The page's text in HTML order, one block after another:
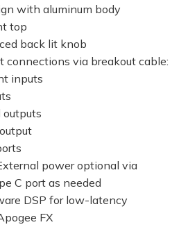
with aluminum body
top
back lit knob
connections via breakout cable:
inputs
outputs
power optional via
C port as needed
DSP for low-latency
FX